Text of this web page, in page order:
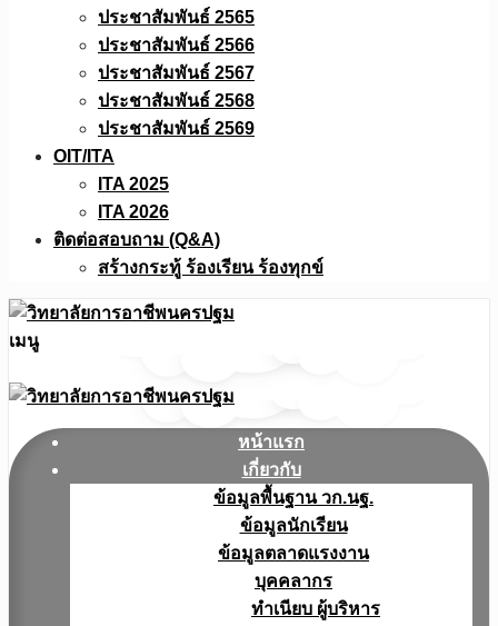
ประชาสัมพันธ์ 2565
ประชาสัมพันธ์ 2566
ประชาสัมพันธ์ 2567
ประชาสัมพันธ์ 2568
ประชาสัมพันธ์ 2569
OIT/ITA
ITA 2025
ITA 2026
ติดต่อสอบถาม (Q&A)
สร้างกระทู้ ร้องเรียน ร้องทุกข์
เมนู
หน้าแรก
เกี่ยวกับ
ข้อมูลพื้นฐาน วก.นฐ.
ข้อมูลนักเรียน
ข้อมูลตลาดแรงงาน
บุคคลากร
ทำเนียบ ผู้บริหาร